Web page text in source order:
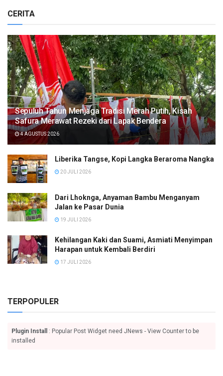
CERITA
Sepuluh Tahun Menjaga Tradisi Merah Putih, Kisah
Safura Merawat Rezeki dari Lapak Bendera
4 AGUSTUS 2026
Liberika Tangse, Kopi Langka Beraroma Nangka
20 JULI 2026
Dari Lhoknga, Anyaman Bambu Menganyam
Jalan ke Pasar Dunia
19 JULI 2026
Kehilangan Kaki dan Suami, Asmiati Menyimpan
Harapan untuk Kembali Berdiri
17 JULI 2026
TERPOPULER
Plugin Install
: Popular Post Widget need JNews - View Counter to be
installed